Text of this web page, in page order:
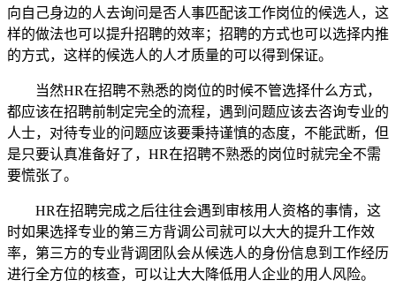
向自己身边的人去询问是否人事匹配该工作岗位的候选人，这
样的做法也可以提升招聘的效率；招聘的方式也可以选择内推
的方式，这样的候选人的人才质量的可以得到保证。
当然HR在招聘不熟悉的岗位的时候不管选择什么方式，
都应该在招聘前制定完全的流程，遇到问题应该去咨询专业的
人士，对待专业的问题应该要秉持谨慎的态度，不能武断，但
是只要认真准备好了，HR在招聘不熟悉的岗位时就完全不需
要慌张了。
HR在招聘完成之后往往会遇到审核用人资格的事情，这
时如果选择专业的第三方背调公司就可以大大的提升工作效
率，第三方的专业背调团队会从候选人的身份信息到工作经历
进行全方位的核查，可以让大大降低用人企业的用人风险。